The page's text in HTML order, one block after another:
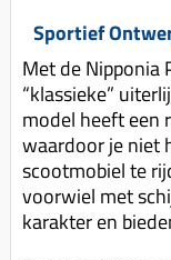
Sportief
Met de Nipponia
“klassieke”
model heeft een
waardoor je niet
scootmobiel te
voorwiel met
karakter en